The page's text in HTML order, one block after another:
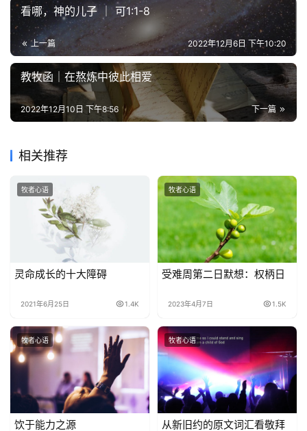
按
卷
查
经
热
点
应
关
看哪，神的儿子 ｜ 可1:1-8
上一篇 2022年12月6日 下午10:20
教牧函｜在熬炼中彼此相爱
下一篇
2022年12月10日 下午8:56
相关推荐
牧者心语
灵命成长的十大障碍
2021年6月25日 1.4K
牧者心语
受难周第二日默想：权柄日
2023年4月7日 1.5K
牧者心语
饮于能力之源
牧者心语
从新旧约的原文词汇看敬拜